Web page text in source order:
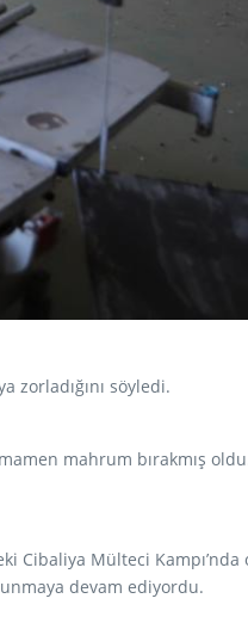
zorladığını söyledi.
mahrum bırakmış
Cibaliya Mülteci
devam ediyordu.